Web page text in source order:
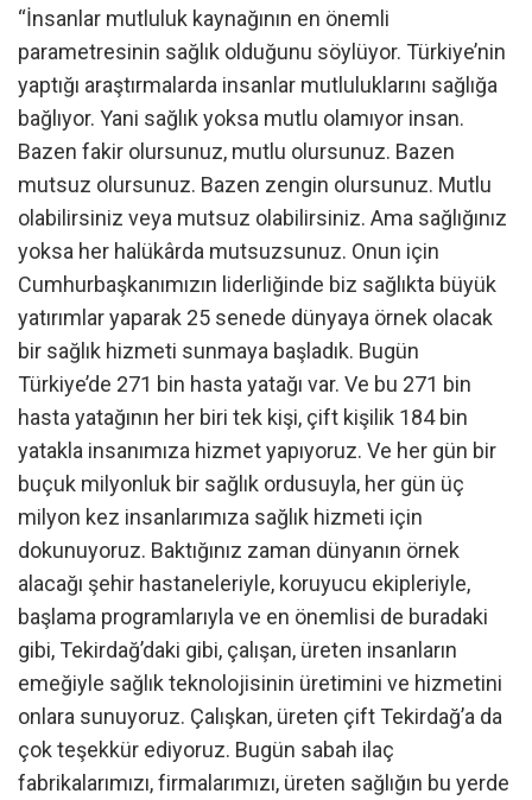
“İnsanlar mutluluk kaynağının en önemli
parametresinin sağlık olduğunu söylüyor. Türkiye’nin
yaptığı araştırmalarda insanlar mutluluklarını sağlığa
bağlıyor. Yani sağlık yoksa mutlu olamıyor insan.
Bazen fakir olursunuz, mutlu olursunuz. Bazen
mutsuz olursunuz. Bazen zengin olursunuz. Mutlu
olabilirsiniz veya mutsuz olabilirsiniz. Ama sağlığınız
yoksa her halükârda mutsuzsunuz. Onun için
Cumhurbaşkanımızın liderliğinde biz sağlıkta büyük
yatırımlar yaparak 25 senede dünyaya örnek olacak
bir sağlık hizmeti sunmaya başladık. Bugün
Türkiye’de 271 bin hasta yatağı var. Ve bu 271 bin
hasta yatağının her biri tek kişi, çift kişilik 184 bin
yatakla insanımıza hizmet yapıyoruz. Ve her gün bir
buçuk milyonluk bir sağlık ordusuyla, her gün üç
milyon kez insanlarımıza sağlık hizmeti için
dokunuyoruz. Baktığınız zaman dünyanın örnek
alacağı şehir hastaneleriyle, koruyucu ekipleriyle,
başlama programlarıyla ve en önemlisi de buradaki
gibi, Tekirdağ’daki gibi, çalışan, üreten insanların
emeğiyle sağlık teknolojisinin üretimini ve hizmetini
onlara sunuyoruz. Çalışkan, üreten çift Tekirdağ’a da
çok teşekkür ediyoruz. Bugün sabah ilaç
fabrikalarımızı, firmalarımızı, üreten sağlığın bu yerde